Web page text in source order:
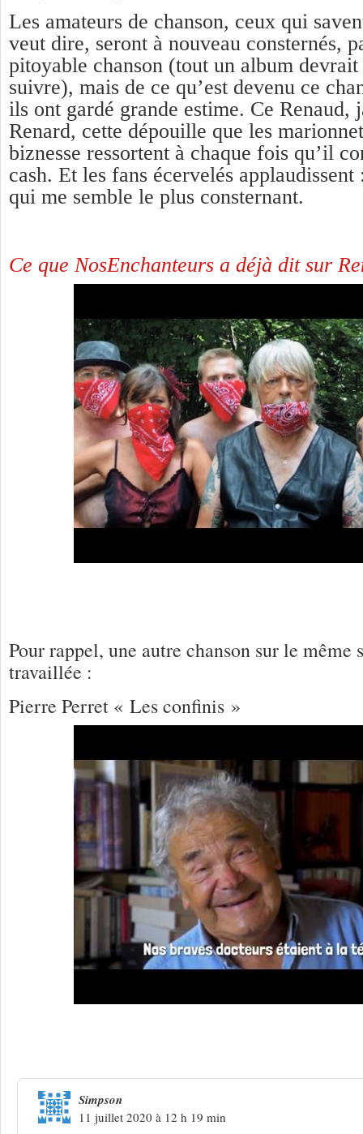
Les amateurs de chanson, ceux qui
veut dire, seront à nouveau consternés,
pitoyable chanson (tout un album
suivre), mais de ce qu’est devenu ce
ils ont gardé grande estime. Ce Renaud,
Renard, cette dépouille que les
biznesse ressortent à chaque fois qu’il
cash. Et les fans écervelés applaudissent
qui me semble le plus consternant.
Ce que NosEnchanteurs a déjà dit sur
Pour rappel, une autre chanson sur le même
travaillée :
Pierre Perret « Les confinis »
Simpson
11 juillet 2020 à 12 h 19 min